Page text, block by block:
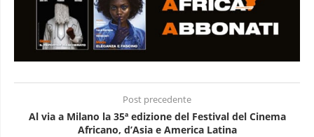
Post precedente
Al via a Milano la 35ª edizione del Festival del Cinema
Africano, d’Asia e America Latina